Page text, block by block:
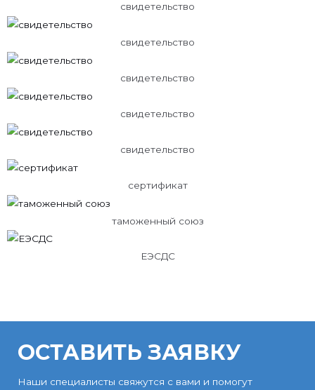
свидетельство
свидетельство
свидетельство
свидетельство
свидетельство
сертификат
таможенный союз
ЕЭСДС
ОСТАВИТЬ ЗАЯВКУ
Наши специалисты свяжутся с вами и помогут